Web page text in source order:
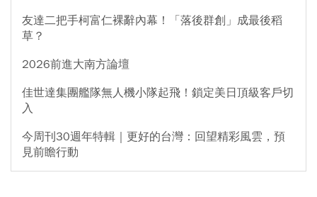
友達二把手柯富仁裸辭內幕！「落後群創」成最後稻
草？
2026前進大南方論壇
佳世達集團艦隊無人機小隊起飛！鎖定美日頂級客戶切
入
今周刊30週年特輯｜更好的台灣：回望精彩風雲，預
見前瞻行動